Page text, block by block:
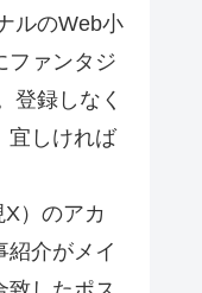
ルのWeb小
ファンタジ
登録しなく
宜しければ
）のアカ
紹介がメイ